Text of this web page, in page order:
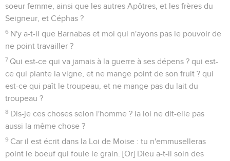
soeur femme, ainsi que les autres Apôtres, et les frères du
Seigneur, et Céphas ?
6 N'y a-t-il que Barnabas et moi qui n'ayons pas le pouvoir de
ne point travailler ?
7 Qui est-ce qui va jamais à la guerre à ses dépens ? qui est-
ce qui plante la vigne, et ne mange point de son fruit ? qui
est-ce qui paît le troupeau, et ne mange pas du lait du
troupeau ?
8 Dis-je ces choses selon l'homme ? la loi ne dit-elle pas
aussi la même chose ?
9 Car il est écrit dans la Loi de Moise : tu n'emmuselleras
point le boeuf qui foule le grain. [Or] Dieu a-t-il soin des